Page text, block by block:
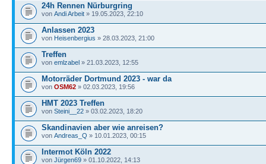
24h Rennen Nürburgring
von Andi Arbeit » 19.05.2023, 22:10
Anlassen 2023
von Heisenbergius » 28.03.2023, 21:00
Treffen
von emlzabel » 21.03.2023, 12:55
Motorräder Dortmund 2023 - war da
von OSM62 » 02.03.2023, 19:56
HMT 2023 Treffen
von Steini__22 » 03.02.2023, 18:20
Skandinavien aber wie anreisen?
von Andreas_Q » 10.01.2023, 00:15
Intermot Köln 2022
von Jürgen69 » 01.10.2022, 14:13